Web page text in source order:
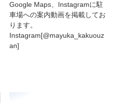
Google Maps、Instagramに駐
車場への案内動画を掲載してお
ります。
Instagram[@mayuka_kakuouz
an]